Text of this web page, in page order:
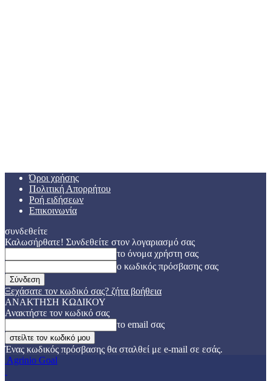
Όροι χρήσης
Πολιτική Απορρήτου
Ροή ειδήσεων
Επικοινωνία
συνδεθείτε
Καλωσήρθατε! Συνδεθείτε στον λογαριασμό σας
το όνομα χρήστη σας
ο κωδικός πρόσβασης σας
Ξεχάσατε τον κωδικό σας? ζήτα βοήθεια
ΑΝΑΚΤΗΣΗ ΚΩΔΙΚΟΥ
Ανακτήστε τον κωδικό σας
το email σας
Ένας κωδικός πρόσβασης θα σταλθεί με e-mail σε εσάς.
Agrinio Goal